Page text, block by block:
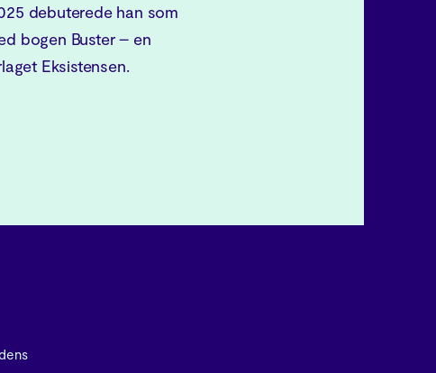
debuterede han som
bogen Buster – en
Eksistensen.